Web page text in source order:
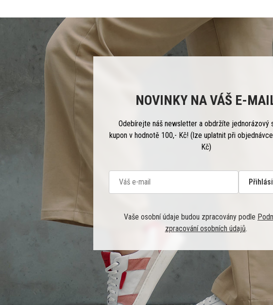
NOVINKY NA VÁŠ E-
Odebírejte náš newsletter a obdržíte jednorázový
kupon v hodnotě 100,- Kč! (lze uplatnit při
Kč)
Vaše osobní údaje budou zpracovány podle
zpracování osobních údajů.